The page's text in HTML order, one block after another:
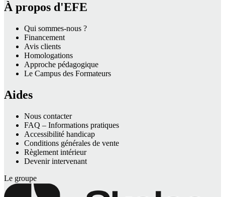
À propos d'EFE
Qui sommes-nous ?
Financement
Avis clients
Homologations
Approche pédagogique
Le Campus des Formateurs
Aides
Nous contacter
FAQ – Informations pratiques
Accessibilité handicap
Conditions générales de vente
Règlement intérieur
Devenir intervenant
Le groupe